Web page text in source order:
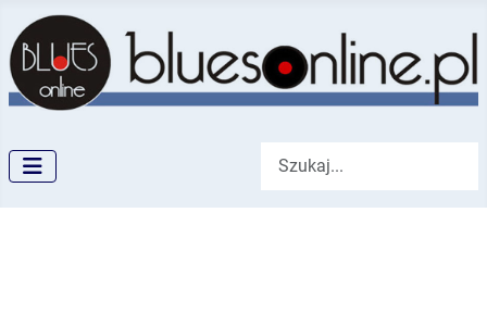
Szukaj